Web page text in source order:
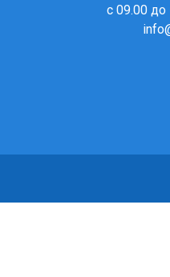
с 09.00